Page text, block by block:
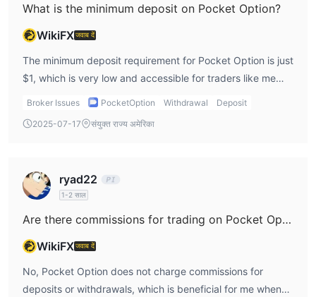
What is the minimum deposit on Pocket Option?
WikiFXजवाब दें
The minimum deposit requirement for Pocket Option is just
$1, which is very low and accessible for traders like me
who want to start small. This makes it easy for beginners
The low deposit requirement is great for people who are
more transparency was offered around the risks
associated with trading on such an unregulated platform.
Broker Issues PocketOption Withdrawal
Deposit
2025-07-17
संयुक्त राज्य अमेरिका
ryad22
1-2 साल
Are there commissions for trading on Pocket Option?
WikiFXजवाब दें
No, Pocket Option does not charge commissions for
deposits or withdrawals, which is beneficial for me when